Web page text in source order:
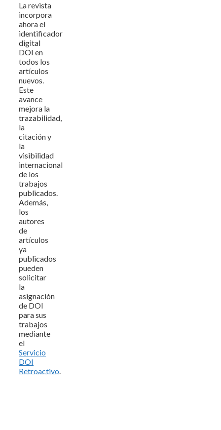
La revista
incorpora
ahora el
identificador
digital
DOI en
todos los
artículos
nuevos.
Este
avance
mejora la
trazabilidad,
la
citación y
la
visibilidad
internacional
de los
trabajos
publicados.
Además,
los
autores
de
artículos
ya
publicados
pueden
solicitar
la
asignación
de DOI
para sus
trabajos
mediante
el
Servicio
DOI
Retroactivo.